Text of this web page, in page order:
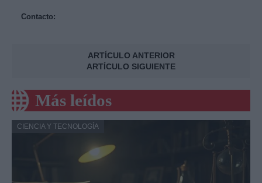
Contacto:
ARTÍCULO ANTERIOR
ARTÍCULO SIGUIENTE
Más leídos
CIENCIA Y TECNOLOGÍA